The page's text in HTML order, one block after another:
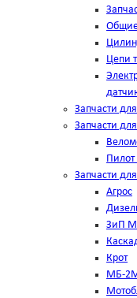
Общие
Цепи
Запчасти
Запчасти
Запчасти
Агрос
ЗиП
Крот
МБ-2М